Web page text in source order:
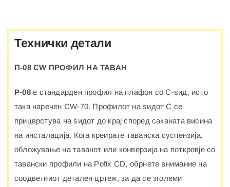
Технички детали
П-08 CW ПРОФИЛ НА ТАВАН
P-08е стандарден профил на плафон со C-ѕид, исто
така наречен CW-70. Профилот на ѕидот C се
прицврстува на ѕидот до крај според саканата висина
на инсталација. Кога креирате таванска суспензија,
обложување на таванот или конверзија на поткровје со
тавански профили на Pofix CD, обрнете внимание на
соодветниот детален цртеж, за да се зголеми